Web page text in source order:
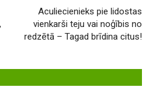
Aculiecienieks pie lidostas
vienkarši teju vai noģībis no
redzētā – Tagad brīdina citus!